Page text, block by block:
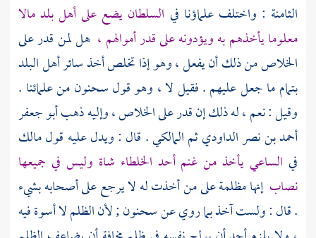
الثامنة : واختلف علماؤنا في السلطان يضع على أهل بلد مالا
معلوما يأخذهم به ويؤدونه على قدر أموالهم ، هل لمن قدر على
الخلاص من ذلك أن يفعل ، وهو إذا تخلص أخذ سائر أهل البلد
بتمام ما جعل عليهم . فقيل لا ، وهو قولسحنونمن علمائنا .
وقيل : نعم ، له ذلك إن قدر على الخلاص ، وإليه ذهبأبو جعفر
أحمد بن نصر الداودي ثم المالكي. قال : ويدل عليه قولمالك
في الساعي يأخذ من غنم أحد الخلطاء شاة وليس في جميعها
نصاب إنها مظلمة على من أخذت له لا يرجع على أصحابه بشيء
. قال : ولست آخذ بما روي عنسحنون ;لأن الظلم لا أسوة فيه